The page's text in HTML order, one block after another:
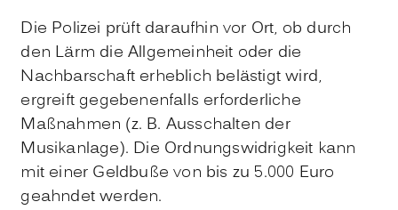
Die Polizei prüft daraufhin vor Ort, ob durch
den Lärm die Allgemeinheit oder die
Nachbarschaft erheblich belästigt wird,
ergreift gegebenenfalls erforderliche
Maßnahmen (z. B. Ausschalten der
Musikanlage). Die Ordnungswidrigkeit kann
mit einer Geldbuße von bis zu 5.000 Euro
geahndet werden.